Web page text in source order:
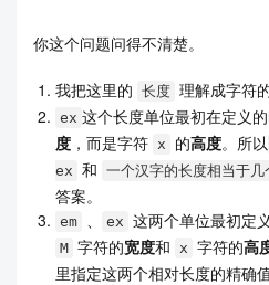
你这个问题问得不清楚。
我把这里的 长度 理解成字符
ex 这个长度单位最初在定义
度，而是字符 x 的高度。所以
ex 和 一个汉字的长度相当于
答案。
em 、 ex 这两个单位最初定
M 字符的宽度和 x 字符的高
里指定这两个相对长度的精确